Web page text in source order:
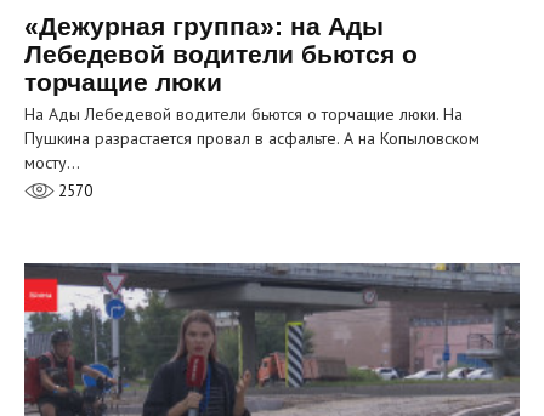
«Дежурная группа»: на Ады
Лебедевой водители бьются о
торчащие люки
На Ады Лебедевой водители бьются о торчащие люки. На
Пушкина разрастается провал в асфальте. А на Копыловском
мосту…
2570